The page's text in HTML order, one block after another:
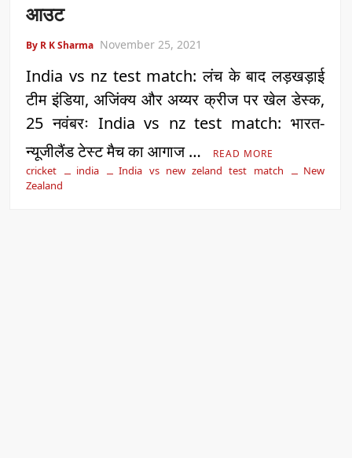
आउट
By R K Sharma November 25, 2021
India vs nz test match: लंच के बाद लड़खड़ाई
टीम इंडिया, अजिंक्य और अय्यर क्रीज पर खेल डेस्क,
25 नवंबरः India vs nz test match: भारत-
न्यूजीलैंड टेस्ट मैच का आगाज …
READ MORE
cricket india India vs new zeland test match
New
Zealand